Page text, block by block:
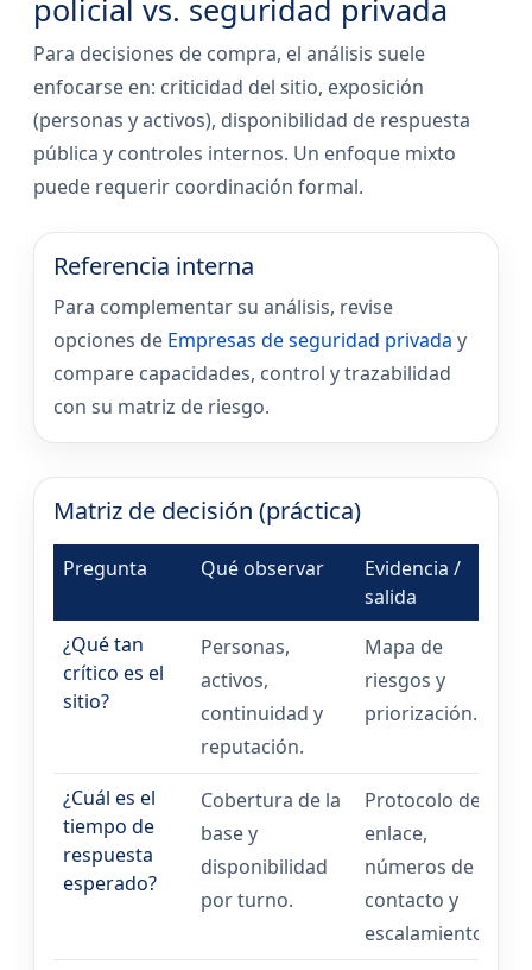
policial vs. seguridad privada
Para decisiones de compra, el análisis suele
enfocarse en: criticidad del sitio, exposición
(personas y activos), disponibilidad de respuesta
pública y controles internos. Un enfoque mixto
puede requerir coordinación formal.
Referencia interna
Para complementar su análisis, revise
opciones de Empresas de seguridad privada y
compare capacidades, control y trazabilidad
con su matriz de riesgo.
Matriz de decisión (práctica)
Pregunta Qué observar
Evidencia /
salida
¿Qué tan
crítico es el
sitio?
Personas,
activos,
continuidad y
reputación.
Mapa de
riesgos y
priorización.
¿Cuál es el
tiempo de
respuesta
esperado?
Cobertura de la
base y
disponibilidad
por turno.
Protocolo de
enlace,
números de
contacto y
escalamiento.